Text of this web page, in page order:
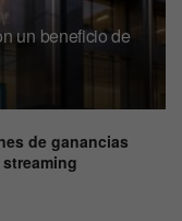
un beneficio de
de ganancias